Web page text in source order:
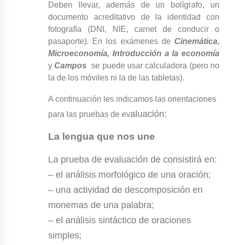
Deben llevar, además de un bolígrafo, un
documento acreditativo de la identidad con
fotografía (DNI, NIE, carnet de conducir o
pasaporte). En los exámenes de Cinemática,
Microeconomía, Introducción a la economía
y Campos se puede usar calculadora (pero no
la de los móviles ni la de las tabletas).
A continuación les indicamos las orientaciones
para las pruebas de evaluación:
La lengua que nos une
La prueba de evaluación de consistirá en:
– el análisis morfológico de una oración;
– una actividad de descomposición en
monemas de una palabra;
– el análisis sintáctico de oraciones
simples;